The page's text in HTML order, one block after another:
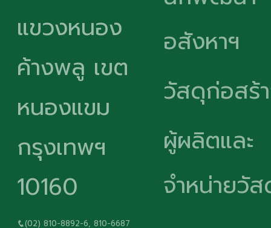
แขวงหนอง
ค้างพลู เขต
หนองแขม
กรุงเทพฯ
10160
(02) 810-8892-6, 810-6687
อสังหาฯ
วัสดุก่อสร้
ผู้ผลิตและ
จำหน่ายวั